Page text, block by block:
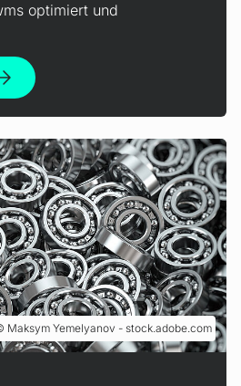
optimiert und
Maksym Yemelyanov - stock.adobe.com